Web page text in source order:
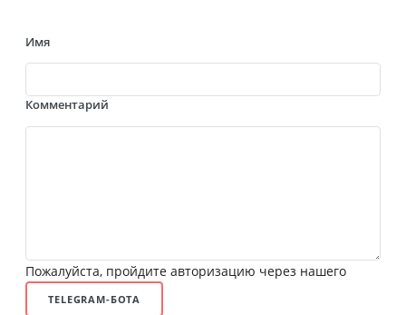
Имя
Комментарий
Пожалуйста, пройдите авторизацию через нашего
TELEGRAM-БОТА